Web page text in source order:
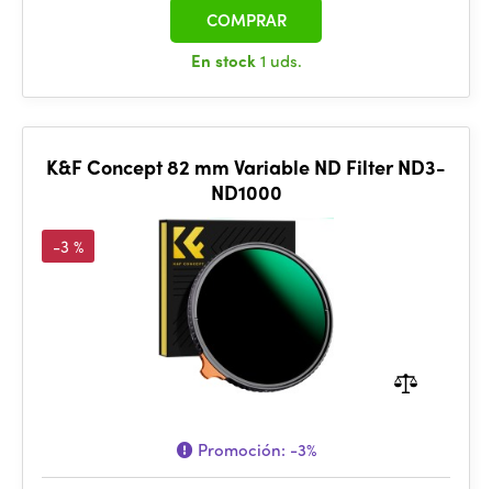
En stock1 uds.
COMPRAR
K&F Concept 82 mm Variable ND Filter ND3-
ND1000
-3 %
Promoción: -3%